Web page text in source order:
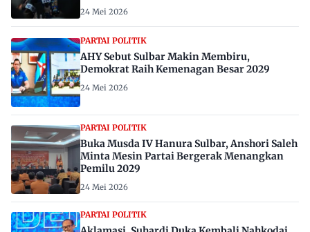
24 Mei 2026
PARTAI POLITIK
AHY Sebut Sulbar Makin Membiru,
Demokrat Raih Kemenagan Besar 2029
24 Mei 2026
PARTAI POLITIK
Buka Musda IV Hanura Sulbar, Anshori Saleh
Minta Mesin Partai Bergerak Menangkan
Pemilu 2029
24 Mei 2026
PARTAI POLITIK